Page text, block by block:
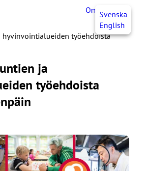
OmaJHLSvenska
English
työehdoista
ja
työehdoista